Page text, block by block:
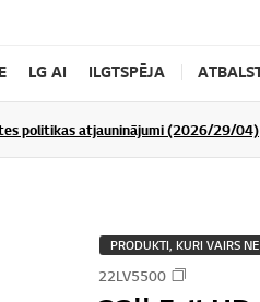
LG AI ILGTSPĒJA
politikas atjauninājumi (2026/29/04)
PRODUKTI, KURI VAIRS
22LV5500